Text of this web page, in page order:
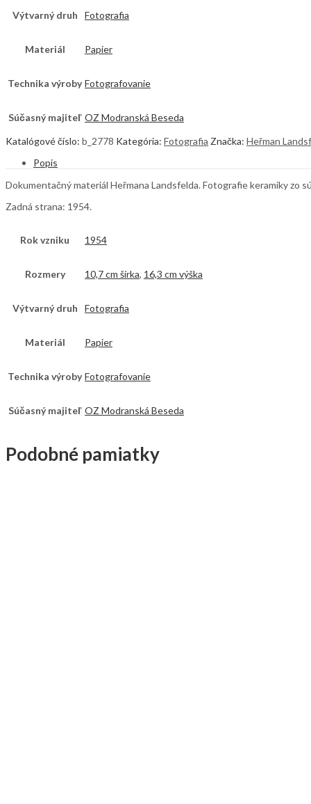
Výtvarný druh Fotografia
Materiál Papier
Technika výroby Fotografovanie
Súčasný majiteľ OZ Modranská Beseda
Katalógové číslo: b_2778 Kategória: Fotografia Značka: Heřman
Popis
Dokumentačný materiál Heřmana Landsfelda. Fotografie keramiky zo
Zadná strana: 1954.
Rok vzniku 1954
Rozmery 10,7 cm šírka, 16,3 cm výška
Výtvarný druh Fotografia
Materiál Papier
Technika výroby Fotografovanie
Súčasný majiteľ OZ Modranská Beseda
Podobné pamiatky